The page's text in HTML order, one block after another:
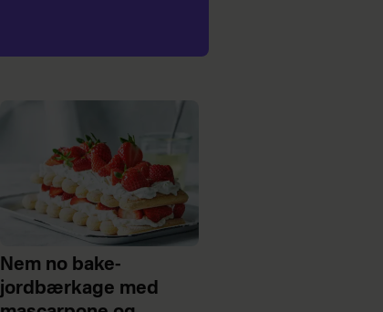
Nem no bake-
jordbærkage med